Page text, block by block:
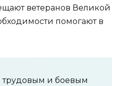
ветеранов Великой
помогают в
трудовым и боевым